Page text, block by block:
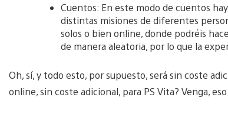
Cuentos: En este modo de cuentos
distintas misiones de diferentes
solos o bien online, donde podréis
de manera aleatoria, por lo que la
Oh, sí, y todo esto, por supuesto, será sin coste
online, sin coste adicional, para PS Vita? Venga,